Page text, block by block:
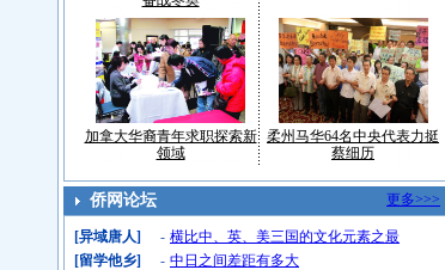
加拿大华裔青年求职探索新
领域
柔州马华64名中央代表力挺
蔡细历
侨网论坛 更多>>>
[异域唐人]
[留学他乡]
- 横比中、英、美三国的文化元素之最
- 中日之间差距有多大